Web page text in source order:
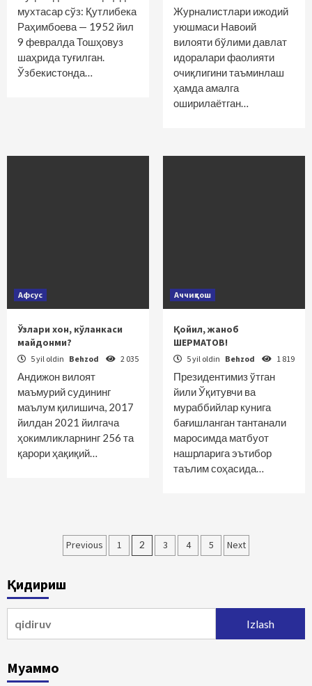
мухтасар сўз: Қутлибека
Раҳимбоева — 1952 йил
9 февралда Тошҳовуз
шаҳрида туғилган.
Ўзбекистонда…
Журналистлари ижодий
уюшмаси Навоий
вилояти бўлими давлат
идоралари фаолияти
очиқлигини таъминлаш
ҳамда амалга
оширилаётган…
Афсус
Ўзлари хон, кўланкаси
майдонми?
5 yil oldin Behzod 2 035
Андижон вилоят
маъмурий судининг
маълум қилишича, 2017
йилдан 2021 йилгача
ҳокимликларнинг 256 та
қарори ҳақиқий…
Аччиқтош
Қойил, жаноб
ШЕРМАТОВ!
5 yil oldin Behzod 1 819
Президентимиз ўтган
йили Ўқитувчи ва
мураббийлар кунига
бағишланган тантанали
маросимда матбуот
нашрларига эътибор
таълим соҳасида…
Maqolalar
harakatlanish
Previous 1 2 3 4 5 Next
Қидириш
Муаммо